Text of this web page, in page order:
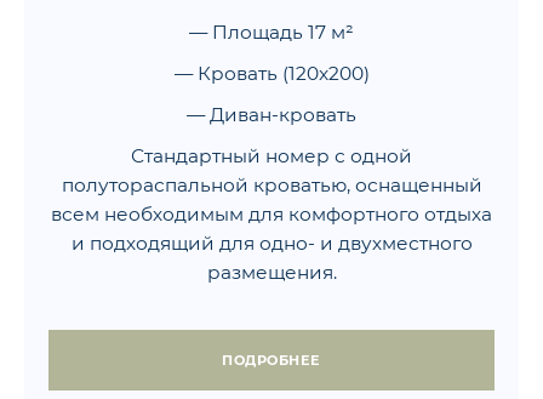
— Площадь 17 м²
— Кровать (120x200)
— Диван-кровать
Стандартный номер с одной
полутораспальной кроватью, оснащенный
всем необходимым для комфортного отдыха
и подходящий для одно- и двухместного
размещения.
ПОДРОБНЕЕ